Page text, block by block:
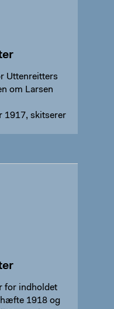
Uttenreitters
om Larsen
1917, skitserer
for indholdet
1918 og